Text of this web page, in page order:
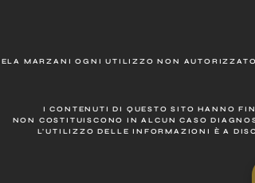
MARZANI OGNI UTILIZZO NON
I CONTENUTI DI QUESTO SITO HANNO
NON COSTITUISCONO IN ALCUN CASO
L’UTILIZZO DELLE INFORMAZIONI È A